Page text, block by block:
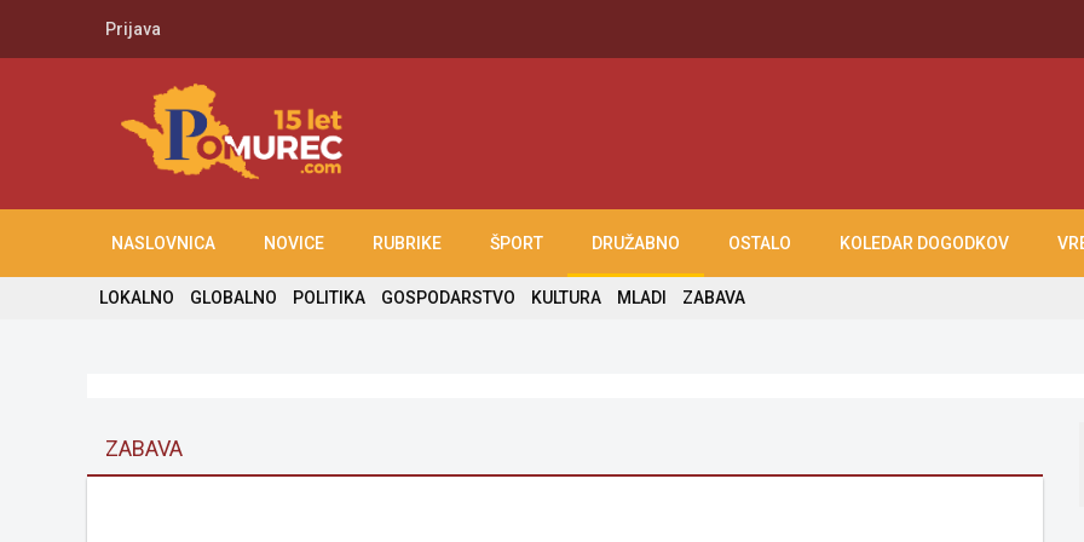
Prijava
NASLOVNICA NOVICE RUBRIKE ŠPORT DRUŽABNO OSTALO KOLEDAR DOGODKOV
LOKALNO GLOBALNO POLITIKA GOSPODARSTVO KULTURA MLADI ZABAVA
ZABAVA